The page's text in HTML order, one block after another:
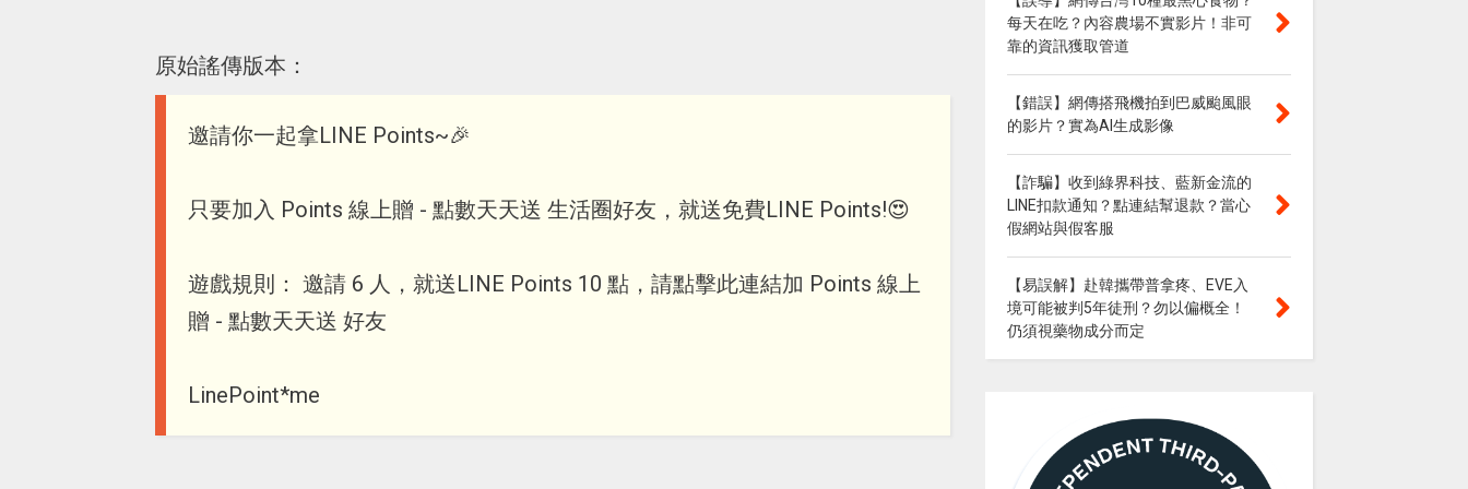
原始謠傳版本：
邀請你一起拿LINE Points~🎉
只要加入 Points 線上贈 - 點數天天送 生活圈好友，就送免費LINE Points!😍
遊戲規則： 邀請 6 人，就送LINE Points 10 點，請點擊此連結加 Points 線上
贈 - 點數天天送 好友
LinePoint*me
每天在吃？內容農場不實影片！非可
靠的資訊獲取管道
【錯誤】網傳搭飛機拍到巴威颱風眼
的影片？實為AI生成影像
【詐騙】收到綠界科技、藍新金流的
LINE扣款通知？點連結幫退款？當心
假網站與假客服
【易誤解】赴韓攜帶普拿疼、EVE入
境可能被判5年徒刑？勿以偏概全！
仍須視藥物成分而定